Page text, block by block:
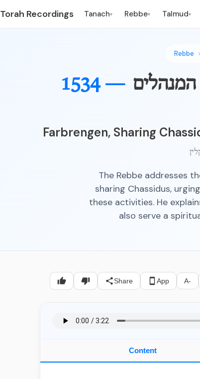
Torah Recordings Tanach▾ Rebbe▾ Talmud▾
Rebbe
1534 —
Farbrengen, Sharing
The Rebbe addresses
sharing Chassidus,
these activities. He
also serve a
Share App A-
Content